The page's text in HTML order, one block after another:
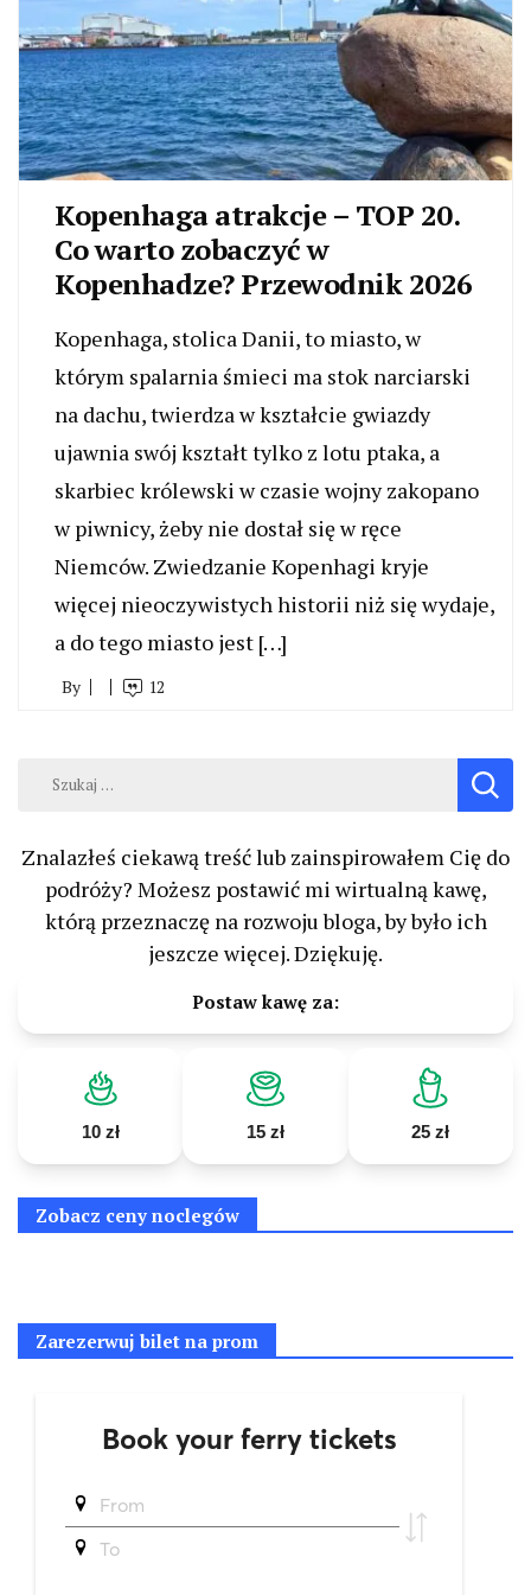
Kopenhaga atrakcje – TOP 20.
Co warto zobaczyć w
Kopenhadze? Przewodnik 2026
Kopenhaga, stolica Danii, to miasto, w
którym spalarnia śmieci ma stok narciarski
na dachu, twierdza w kształcie gwiazdy
ujawnia swój kształt tylko z lotu ptaka, a
skarbiec królewski w czasie wojny zakopano
w piwnicy, żeby nie dostał się w ręce
Niemców. Zwiedzanie Kopenhagi kryje
więcej nieoczywistych historii niż się wydaje,
a do tego miasto jest […]
By 12
Szukaj:
Znalazłeś ciekawą treść lub zainspirowałem Cię do
podróży? Możesz postawić mi wirtualną kawę,
którą przeznaczę na rozwoju bloga, by było ich
jeszcze więcej. Dziękuję.
Postaw kawę za:
10 zł 15 zł 25 zł
Zobacz ceny noclegów
Zarezerwuj bilet na prom